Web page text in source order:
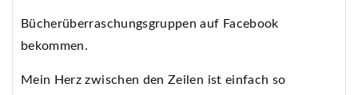
Bücherüberraschungsgruppen auf Facebook
bekommen.
Mein Herz zwischen den Zeilen ist einfach so